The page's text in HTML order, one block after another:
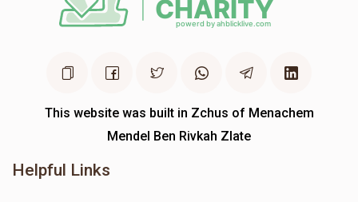
This website was built in Zchus of Menachem
Mendel Ben Rivkah Zlate
Helpful Links